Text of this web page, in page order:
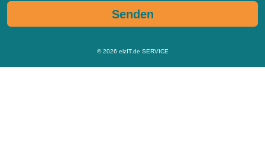
Senden
© 2026 elzIT.de SERVICE